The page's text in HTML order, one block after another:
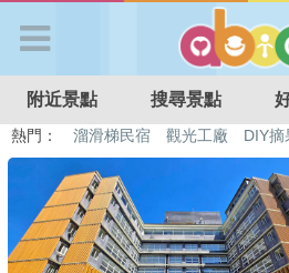
APP登入
首 頁
搜尋景點
附近景點 搜尋景點
熱門： 特色遊戲場 親子住房優惠 台
溜滑梯民宿
觀光工廠 DIY摘果 日本